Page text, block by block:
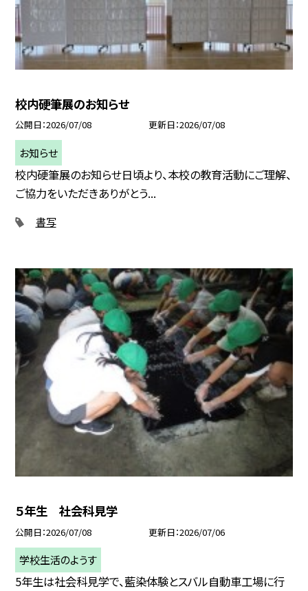
校内硬筆展のお知らせ
公開日 2026/07/08 更新日 2026/07/08
お知らせ
校内硬筆展のお知らせ日頃より、本校の教育活動にご理解、
ご協力をいただきありがとう...
書写
５年生 社会科見学
公開日 2026/07/08 更新日 2026/07/06
学校生活のようす
5年生は社会科見学で、藍染体験とスバル自動車工場に行